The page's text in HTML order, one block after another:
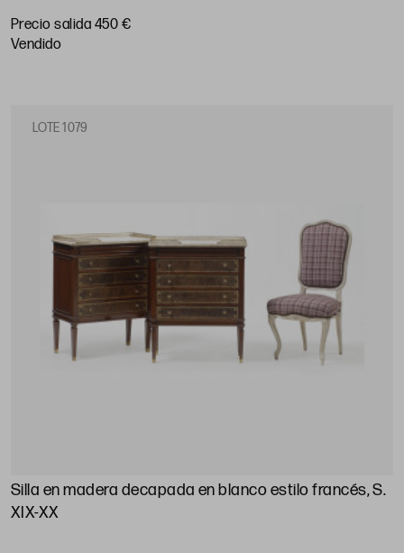
Precio salida 450 €
vendido
LOTE 1079
Silla en madera decapada en blanco estilo francés, S.
XIX-XX